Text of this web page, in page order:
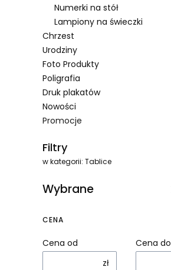
Numerki na stół
Lampiony na świeczki
Chrzest
Urodziny
Foto Produkty
Poligrafia
Druk plakatów
Nowości
Promocje
Filtry
w kategorii: Tablice
Wybrane
CENA
Cena od
zł
Cena do